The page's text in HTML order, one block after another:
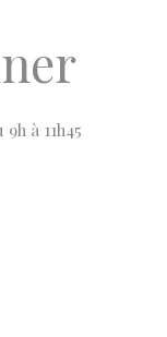
à 11h45